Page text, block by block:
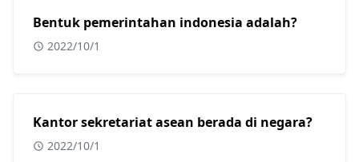
Bentuk pemerintahan indonesia adalah?
2022/10/1
Kantor sekretariat asean berada di negara?
2022/10/1